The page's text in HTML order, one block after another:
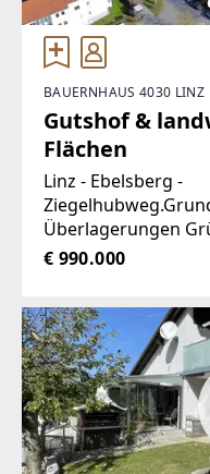
BAUERNHAUS 4030 LINZ
Gutshof &
Flächen
Linz - Ebelsberg -
Überlagerungen
und
€ 990.000